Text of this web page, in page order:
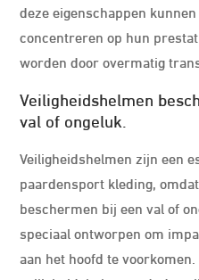
deze eigenschappen
concentreren op hun
worden door overmatig
Veiligheidshelmen
val of ongeluk.
Veiligheidshelmen zijn een
paardensport kleding,
beschermen bij een val of
speciaal ontworpen om
aan het hoofd te